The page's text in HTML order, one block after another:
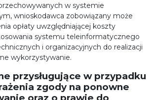
w systemie
wnioskodawca zobowiązany może
opłaty uwzględniającej koszty
systemu teleinformatycznego
i organizacyjnych do realizacji
wykorzystywanie.
przysługujące w przypadku
zgody na ponowne